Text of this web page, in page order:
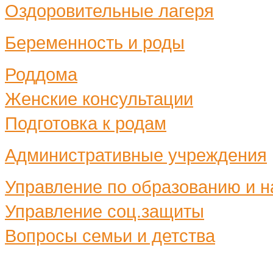
Оздоровительные лагеря
Беременность и роды
Роддома
Женские консультации
Подготовка к родам
Административные учреждения
Управление по образованию и
Управление соц.защиты
Вопросы семьи и детства